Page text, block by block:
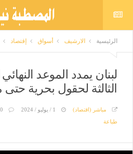
الرئيسية الارشيف أسواق إقتصاد
لبنان يمدد الموعد
الثالثة لحقول بحرية حتى
مباشر (اقتصاد) 0 تعليق
طباعة